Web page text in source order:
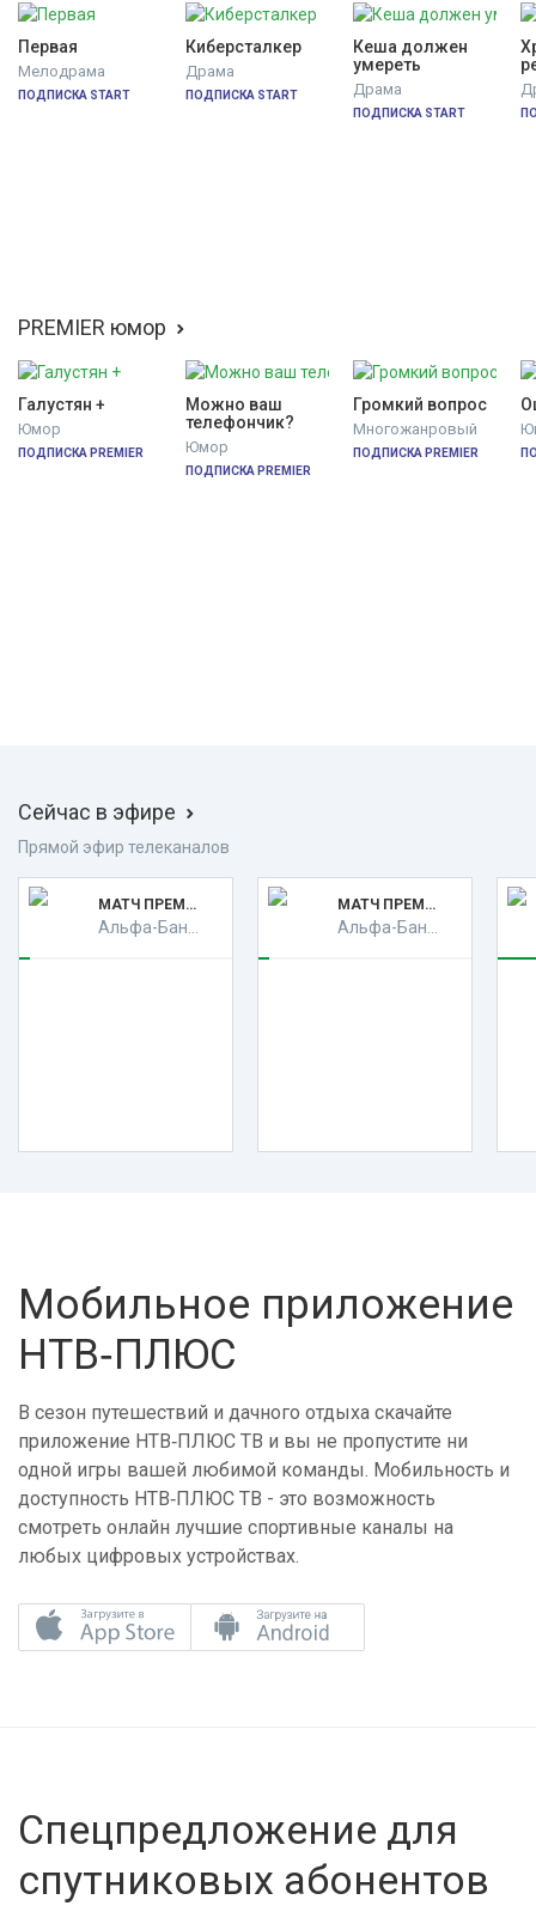
Первая
Мелодрама
ПОДПИСКА START
Киберсталкер
Драма
ПОДПИСКА START
Кеша должен
умереть
Драма
ПОДПИСКА START
PREMIER юмор
Галустян +
Юмор
ПОДПИСКА PREMIER
Можно ваш
телефончик?
Юмор
ПОДПИСКА PREMIER
Громкий вопрос
Многожанровый
ПОДПИСКА PREMIER
Сейчас в эфире
Прямой эфир телеканалов
МАТЧ ПРЕМЬЕР HD МАТЧ ПРЕМЬЕР HD
Мобильное приложение
НТВ‑ПЛЮС
В сезон путешествий и дачного отдыха скачайте
приложение НТВ‑ПЛЮС ТВ и вы не пропустите ни
одной игры вашей любимой команды. Мобильность и
доступность НТВ‑ПЛЮС ТВ - это возможность
смотреть онлайн лучшие спортивные каналы на
любых цифровых устройствах.
Спецпредложение для
спутниковых абонентов